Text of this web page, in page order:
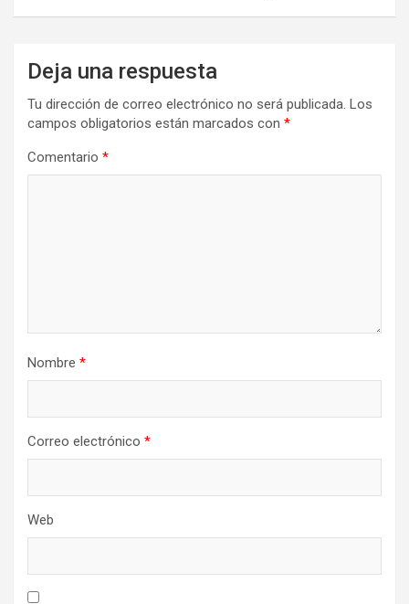
Deja una respuesta
Tu dirección de correo electrónico no será publicada. Los
campos obligatorios están marcados con *
Comentario *
Nombre *
Correo electrónico *
Web